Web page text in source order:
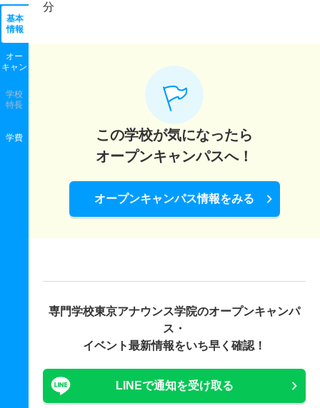
基本
情報
オー
キャン
学校
特長
学費
分
この学校が気になったら
オープンキャンパスへ！
オープンキャンパス情報をみる
専門学校東京アナウンス学院のオープンキャンパ
ス・
イベント最新情報をいち早く確認！
LINEで通知を受け取る